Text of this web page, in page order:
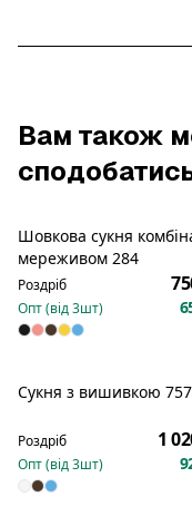
Вам також
Шовкова сукня
мереживом 284
Роздріб
Опт (від3шт)
Сукня з вишивкою
Роздріб 1
Опт (від3шт)